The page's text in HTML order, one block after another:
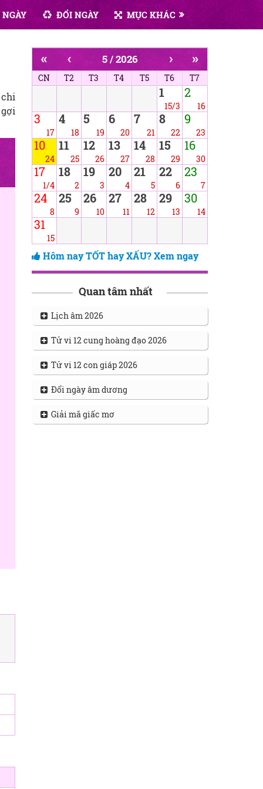
ĐỔI NGÀY MỤC KHÁC
« ‹ 5 / 2026 › »
CN T2 T3 T4 T5 T6 T7
1
15/3
2
16
3
17
4
18
5
19
6
20
7
21
8
22
9
23
10
24
11
25
12
26
13
27
14
28
15
29
16
30
17
1/4
18
2
19
3
20
4
21
5
22
6
23
7
24
8
25
9
26
10
27
11
28
12
29
13
30
14
31
15
Hôm nay TỐT hay XẤU? Xem ngay
Quan tâm nhất
Lịch âm 2026
Tử vi 12 cung hoàng đạo 2026
Tử vi 12 con giáp 2026
Đổi ngày âm dương
Giải mã giấc mơ